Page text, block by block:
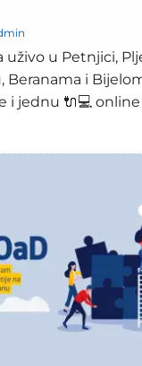
uživo u Petnjici,
Beranama i
i jednu 🔌💻 online